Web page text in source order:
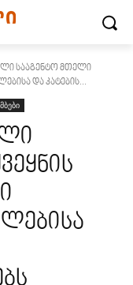
სააგენტო მთელი
და კატების...